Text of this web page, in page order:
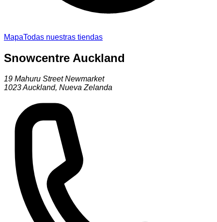
MapaTodas nuestras tiendas
Snowcentre Auckland
19 Mahuru Street Newmarket
1023Auckland, Nueva Zelanda